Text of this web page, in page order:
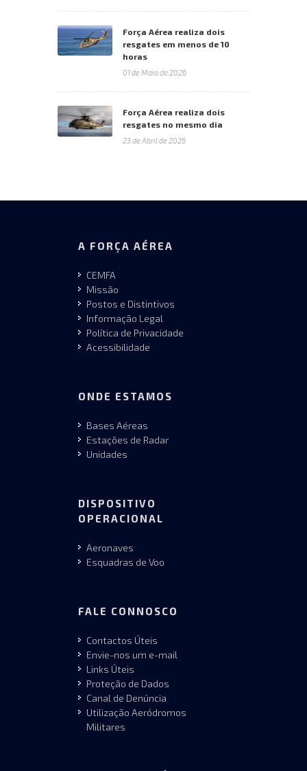
Força Aérea realiza dois
resgates em menos de 10
horas
01 de Maio de 2026
Força Aérea realiza dois
resgates no mesmo dia
23 de Abril de 2026
A FORÇA AÉREA
CEMFA
Missão
Postos e Distintivos
Informação Legal
Política de Privacidade
Acessibilidade
ONDE ESTAMOS
Bases Aéreas
Estações de Radar
Unidades
DISPOSITIVO
OPERACIONAL
Aeronaves
Esquadras de Voo
FALE CONNOSCO
Contactos Úteis
Envie-nos um e-mail
Links Úteis
Proteção de Dados
Canal de Denúncia
Utilização Aeródromos
Militares